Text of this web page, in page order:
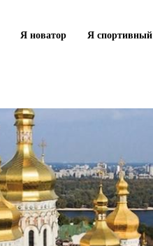
Я новатор Я спортивный